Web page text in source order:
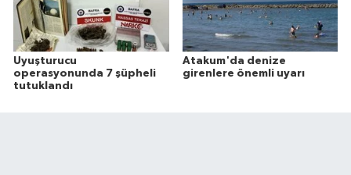
Uyuşturucu
operasyonunda 7 şüpheli
tutuklandı
Atakum'da denize
girenlere önemli uyarı